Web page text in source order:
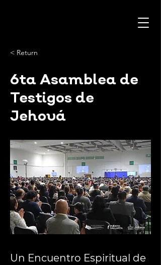
< Return
6ta Asamblea de
Testigos de
Jehová
Un Encuentro Espiritual de